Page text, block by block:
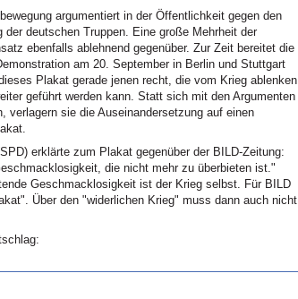
argumentiert in der Öffentlichkeit gegen den
deutschen Truppen. Eine große Mehrheit der
ebenfalls ablehnend gegenüber. Zur Zeit bereitet die
am 20. September in Berlin und Stuttgart
Plakat gerade jenen recht, die vom Krieg ablenken
geführt werden kann. Statt sich mit den Argumenten
verlagern sie die Auseinandersetzung auf einen
erklärte zum Plakat gegenüber der BILD-Zeitung:
die nicht mehr zu überbieten ist."
Geschmacklosigkeit ist der Krieg selbst. Für BILD
Über den "widerlichen Krieg" muss dann auch nicht